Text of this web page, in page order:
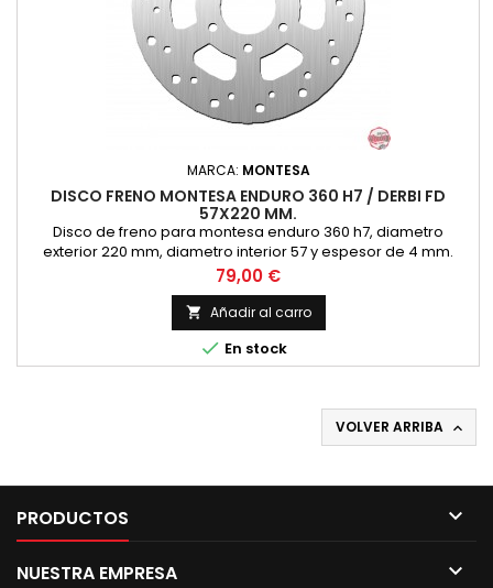
MARCA: MONTESA
DISCO FRENO MONTESA ENDURO 360 H7 / DERBI FD
57X220 MM.
Disco de freno para montesa enduro 360 h7, diametro
exterior 220 mm, diametro interior 57 y espesor de 4 mm.
NUEVO
Precio
79,00 €
 Añadir al carro
 En stock
VOLVER ARRIBA 
PRODUCTOS 
NUESTRA EMPRESA 